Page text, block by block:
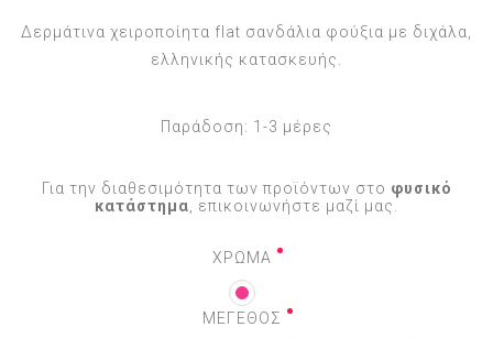
Δερμάτινα χειροποίητα flat σανδάλια φούξια με διχάλα,
ελληνικής κατασκευής.
Παράδοση: 1-3 μέρες
Για την διαθεσιμότητα των προϊόντων στο φυσικό
κατάστημα , επικοινωνήστε μαζί μας.
ΧΡΩΜΑ
ΜΕΓΕΘΟΣ